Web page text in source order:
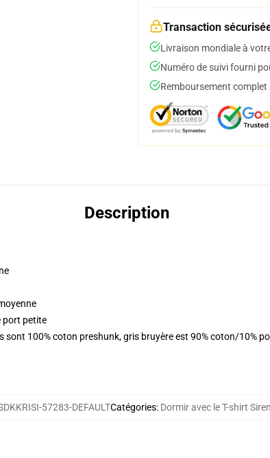
Transaction
Livraison mondiale à
Numéro de suivi fourni
Remboursement complet
Description
port petite
100% coton preshunk, gris bruyère est 90% coton/10%
57283-DEFAULTCatégories: Dormir avec le T-shirt